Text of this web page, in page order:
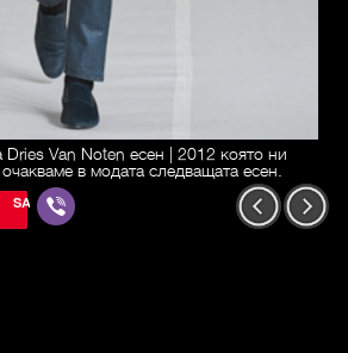
Dries Van Noten есен | 2012 която ни
в модата следващата есен.
SAVE